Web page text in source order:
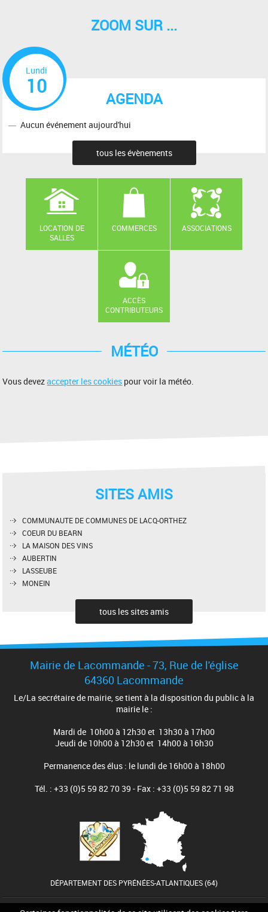
ZOOM SUR ...
AGENDA
Lundi
10
Aucun événement aujourd'hui
tous les évènements
LOCATION DE
SALLES
COMMERCES ASSOCIATIONS
ACCÈS
CONTRIBUTEURS
MÉTÉO
Vous devezaccepter les cookies pour voir la météo.
SITES AMIS
COMMUNAUTE DE COMMUNES DE LACQ-ORTHEZ
COEUR DU BEARN
LA MAISON DES VINS
AUBERTIN
LASSEUBE
MONEIN
tous les sites amis
Mairie de Lacommande - 73, Rue de l'église
64360 Lacommande
Le/La secrétaire de mairie, se tient à la disposition du public à la
mairie le :
Mardi de 10h00 à 12h30 et 13h30 à 17h00
Jeudi de 10h00 à 12h30 et 14h00 à 16h30
Permanence des élus : le lundi de 16h00 à 18h00
Tél. : +33 (0)5 59 82 70 39 - Fax : +33 (0)5 59 82 71 98
DÉPARTEMENT DES PYRÉNÉES-ATLANTIQUES (64)